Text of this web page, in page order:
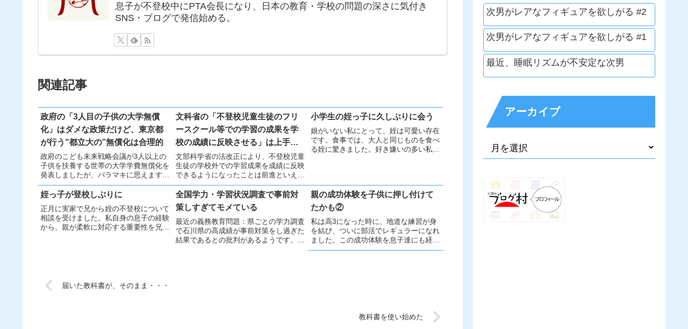
息子が不登校中にPTA会長になり、日本の教育・学校の問題の深さに気付き
SNS・ブログで発信始める。
関連記事
政府の「3人目の子供の大学無償
化」はダメな政策だけど、東京都
が行う”都立大の”無償化は合理的
政府のこども未来戦略会議が3人以上の
子供を扶養する世帯の大学学費無償化を
発表しましたが、バラマキに思えます。
一方で、東京都が都立大学の無償化を拡
充し、都民を優遇する方針は理にかなっ
文科省の「不登校児童生徒のフリ
ースクール等での学習の成果を学
校の成績に反映させる」は上手く
いかないと思う
文部科学省の法改正により、不登校児童
生徒の学校外での学習成果を成績に反映
できるようになったことは前進といえる
一方、『学校に認めていただく必要があ
る』という基本的考えが、おかしいと思
います。通信制中学を認可するほうが、
シンプルで利点も多いはず。
小学生の姪っ子に久しぶりに会う
娘がいない私にとって、姪は可愛い存在
です。食事では、大人と同じものを食べ
る姪に驚きました。好き嫌いの多い私の
姪っ子が登校しぶりに
正月に実家で兄から姪の不登校について
相談を受けました。私自身の息子の経験
から、親が柔軟に対応する重要性を兄に
全国学力・学習状況調査で事前対
策しすぎてモメている
最近の義務教育問題：県ごとの学力調査
で石川県の高成績が事前対策をし過ぎた
結果であるとの批判があるようです。公
親の成功体験を子供に押し付けて
たかも②
私は高3になった時に、地道な練習が身
を結び、ついに部活でレギュラーになれ
ました。この成功体験を息子達にも経験
してほしいと思っていましたが、息子た
届いた教科書が、そのまま・・・
教科書を使い始めた
次男がレアなフィギュアを欲しがる #2
次男がレアなフィギュアを欲しがる #1
最近、睡眠リズムが不安定な次男
アーカイブ